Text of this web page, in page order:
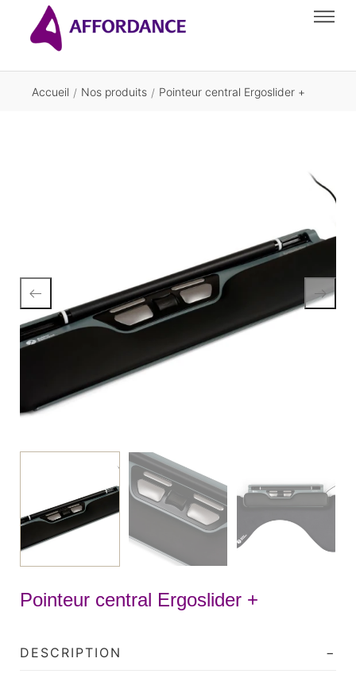
Accueil / Nos produits / Pointeur central Ergoslider +
Pointeur central Ergoslider +
DESCRIPTION